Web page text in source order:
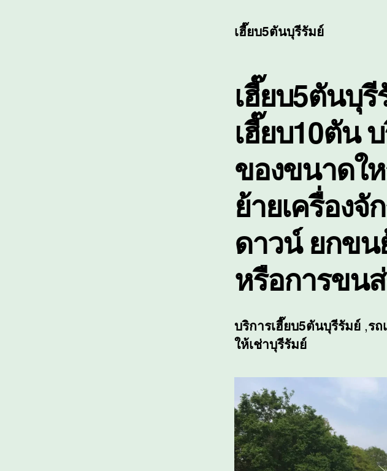
เฮี๊ยบ5ตันบุรีรัมย์
เฮี๊ยบ5ตันบุ
เฮี๊ยบ10ตัน
ของขนาดใ
ย้ายเครื่อง
ดาวน์ ยกขน
หรือการขน
บริการเฮี๊ยบ5ตันบุรีรัมย์,รถ
ให้เช่าบุรีรัมย์